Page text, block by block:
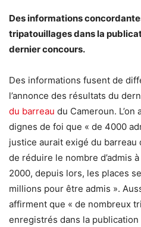
Des informations
tripatouillages dans la
dernier concours.
Des informations fusent de
l’annonce des résultats du
du barreau du Cameroun.
dignes de foi que « de 4000
justice aurait exigé du barreau
de réduire le nombre d’admis
2000, depuis lors, les places
millions pour être admis ».
affirment que « de nombreux
enregistrés dans la